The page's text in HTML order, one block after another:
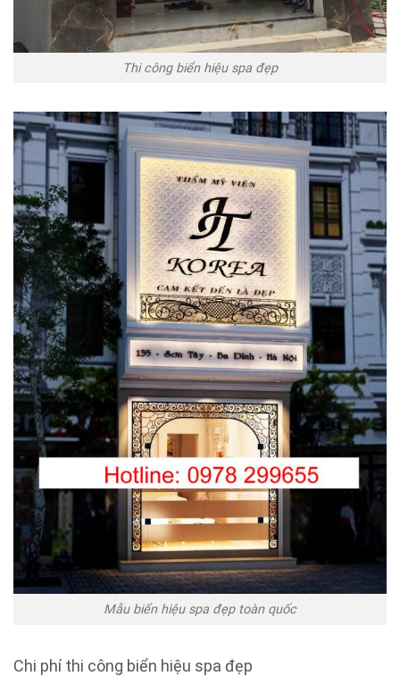
Thi công biển hiệu spa đẹp
Mẫu biển hiệu spa đẹp toàn quốc
Chi phí thi công biển hiệu spa đẹp